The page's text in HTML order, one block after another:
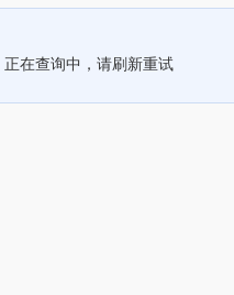
正在查询中，请刷新重试